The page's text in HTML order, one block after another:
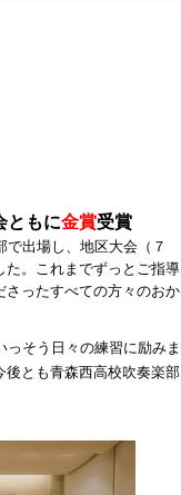
もに金賞受賞
出場し、地区大会（７
。これまでずっとご指導
ったすべての方々のおか
そう日々の練習に励みま
とも青森西高校吹奏楽部